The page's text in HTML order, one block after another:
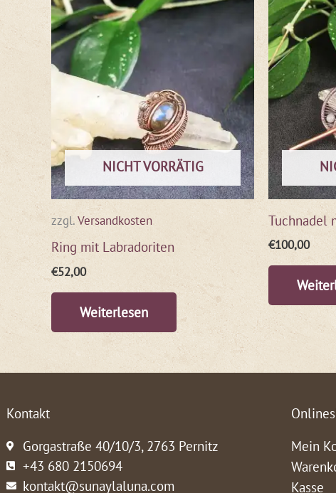
NICHT VORRÄTIG
zzgl.Versandkosten
Ring mit Labradoriten
€52,00
Weiterlesen
Tuchnadel
€100,00
Kontakt
Gorgastraße 40/10/3, 2763 Pernitz
+43 680 2150694
kontakt@sunaylaluna.com
Mein
Kasse